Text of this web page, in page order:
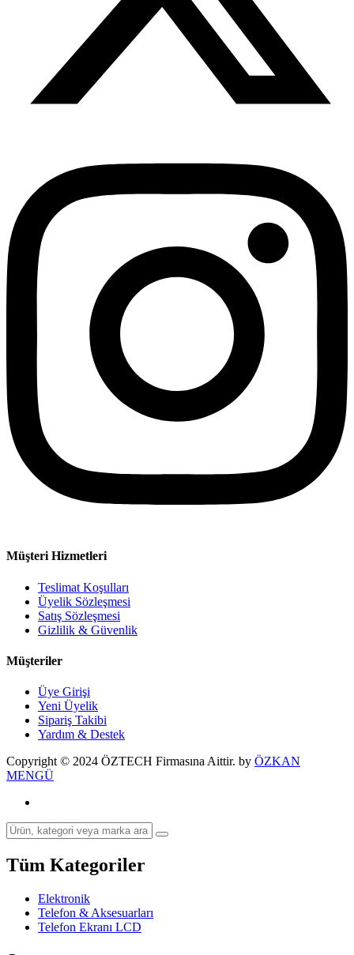
Müşteri Hizmetleri
Teslimat Koşulları
Üyelik Sözleşmesi
Satış Sözleşmesi
Gizlilik & Güvenlik
Müşteriler
Üye Girişi
Yeni Üyelik
Sipariş Takibi
Yardım & Destek
Copyright © 2024 ÖZTECH Firmasına Aittir. by ÖZKAN
MENGÜ
Tüm Kategoriler
Elektronik
Telefon & Aksesuarları
Telefon Ekranı LCD